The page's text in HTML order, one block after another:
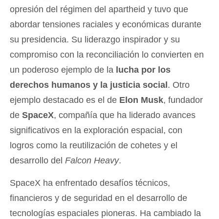
opresión del régimen del apartheid y tuvo que
abordar tensiones raciales y económicas durante
su presidencia. Su liderazgo inspirador y su
compromiso con la reconciliación lo convierten en
un poderoso ejemplo de la lucha por los
derechos humanos y la justicia social . Otro
ejemplo destacado es el de Elon Musk, fundador
de SpaceX, compañía que ha liderado avances
significativos en la exploración espacial, con
logros como la reutilización de cohetes y el
desarrollo del Falcon Heavy.
SpaceX ha enfrentado desafíos técnicos,
financieros y de seguridad en el desarrollo de
tecnologías espaciales pioneras. Ha cambiado la